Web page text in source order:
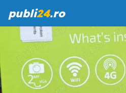
publi24.ro